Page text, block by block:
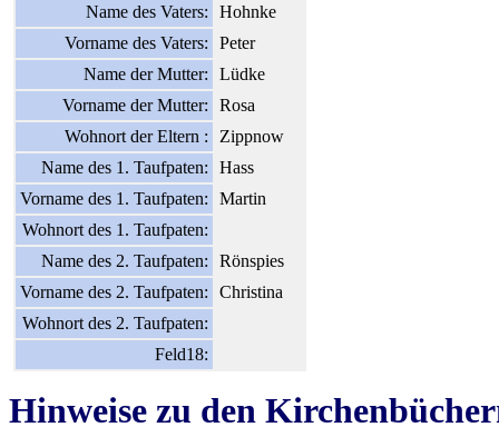
Name des Vaters:
Hohnke
Vorname des Vaters:
Peter
Name der Mutter:
Lüdke
Vorname der Mutter:
Rosa
Wohnort der Eltern :
Zippnow
Name des 1. Taufpaten:
Hass
Vorname des 1. Taufpaten:
Martin
Wohnort des 1. Taufpaten:
Name des 2. Taufpaten:
Rönspies
Vorname des 2. Taufpaten:
Christina
Wohnort des 2. Taufpaten:
Feld18:
Hinweise zu den